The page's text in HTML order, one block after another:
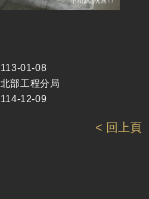
113-01-08
北部工程分局
114-12-09
< 回上頁